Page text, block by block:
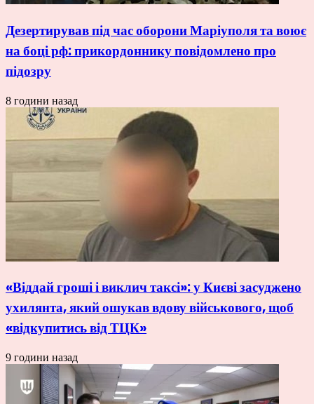
Дезертирував під час оборони Маріуполя та воює
на боці рф: прикордоннику повідомлено про
підозру
8 години назад
«Віддай гроші і виклич таксі»: у Києві засуджено
ухилянта, який ошукав вдову військового, щоб
«відкупитись від ТЦК»
9 години назад